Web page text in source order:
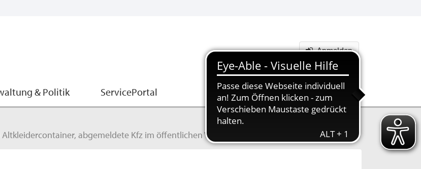
Anmelden
& Politik ServicePortal
abgemeldete Kfz im öffentlichen Verkehrsraum